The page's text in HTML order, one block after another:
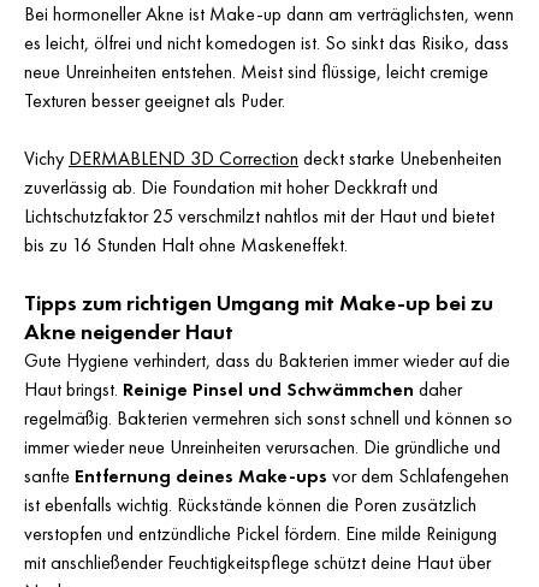
Bei hormoneller Akne ist Make-up dann am verträglichsten, wenn
es leicht, ölfrei und nicht komedogen ist. So sinkt das Risiko, dass
neue Unreinheiten entstehen. Meist sind flüssige, leicht cremige
Texturen besser geeignet als Puder.
Vichy DERMABLEND 3D Correction deckt starke Unebenheiten
zuverlässig ab. Die Foundation mit hoher Deckkraft und
Lichtschutzfaktor 25 verschmilzt nahtlos mit der Haut und bietet
bis zu 16 Stunden Halt ohne Maskeneffekt.
Tipps zum richtigen Umgang mit Make-up bei zu
Akne neigender Haut
Gute Hygiene verhindert, dass du Bakterien immer wieder auf die
Haut bringst. Reinige Pinsel und Schwämmchen daher
regelmäßig. Bakterien vermehren sich sonst schnell und können so
immer wieder neue Unreinheiten verursachen. Die gründliche und
sanfte Entfernung deines Make-ups vor dem Schlafengehen
ist ebenfalls wichtig. Rückstände können die Poren zusätzlich
verstopfen und entzündliche Pickel fördern. Eine milde Reinigung
mit anschließender Feuchtigkeitspflege schützt deine Haut über